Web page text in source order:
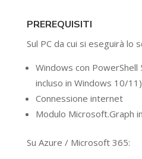
PREREQUISITI
Sul PC da cui si eseguirà lo
Windows con
incluso in Windows 10/11)
Connessione internet
Modulo Microsoft.Graph
Su Azure / Microsoft 365: